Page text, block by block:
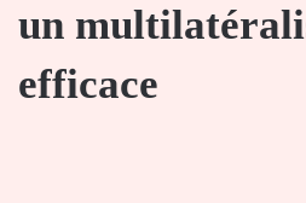
un
efficace